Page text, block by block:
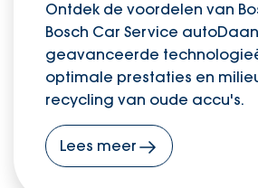
Ontdek de voordelen van
Bosch Car Service
geavanceerde
optimale prestaties en
recycling van oude accu's.
Lees meer